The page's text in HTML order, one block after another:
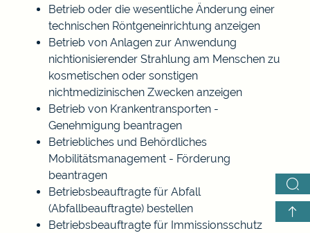
Betrieb oder die wesentliche Änderung einer
technischen Röntgeneinrichtung anzeigen
Betrieb von Anlagen zur Anwendung
nichtionisierender Strahlung am Menschen zu
kosmetischen oder sonstigen
nichtmedizinischen Zwecken anzeigen
Betrieb von Krankentransporten -
Genehmigung beantragen
Betriebliches und Behördliches
Mobilitätsmanagement - Förderung
beantragen
Betriebsbeauftragte für Abfall
(Abfallbeauftragte) bestellen
Betriebsbeauftragte für Immissionsschutz